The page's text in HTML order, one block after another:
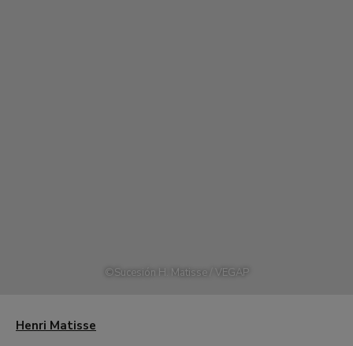
©Sucesión H. Matisse / VEGAP
Henri Matisse